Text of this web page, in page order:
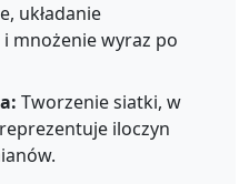
układanie
mnożenie wyraz po
Tworzenie siatki, w
iloczyn